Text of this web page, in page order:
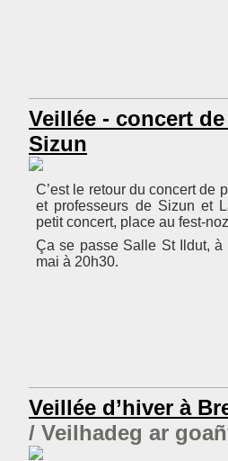
Veillée - concert
Sizun
C’est le retour du concert de
et professeurs de Sizun et
petit concert, place au fest-
Ça se passe Salle St Ildut,
mai à 20h30.
Veillée d’hiver à
Veilhadeg ar